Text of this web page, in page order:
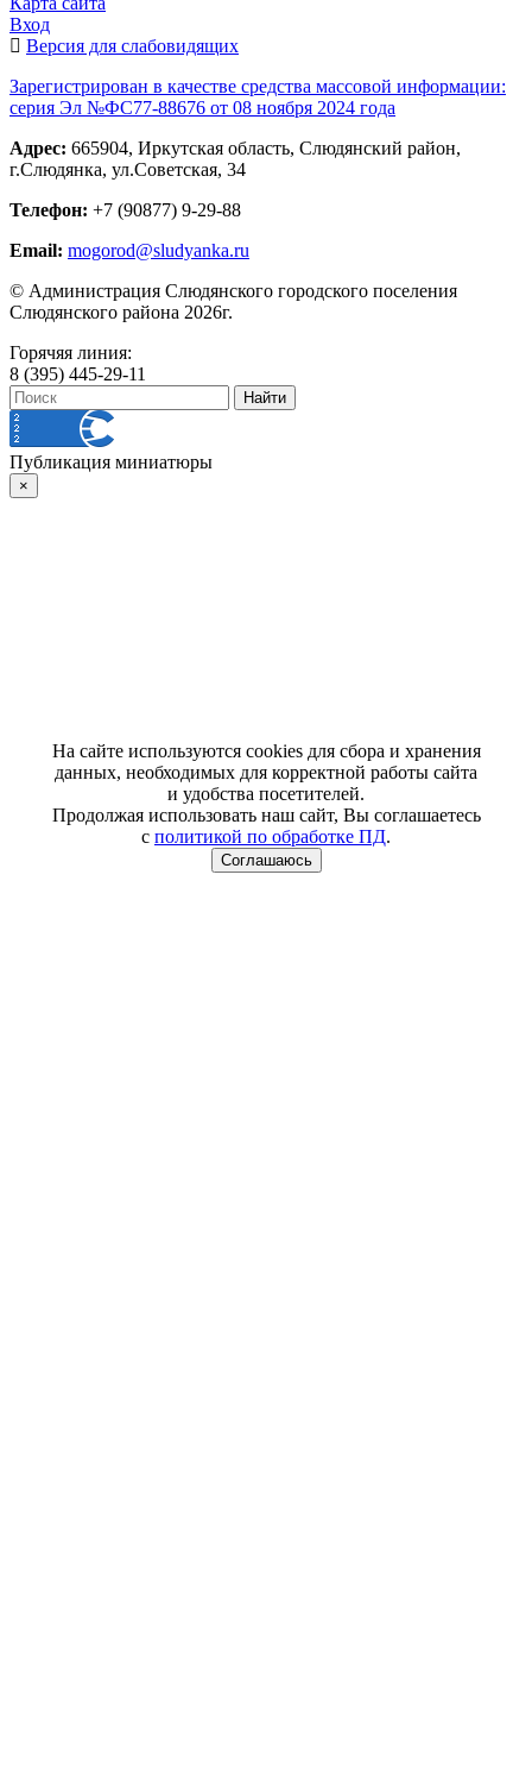
Вход
Версия для слабовидящих
Зарегистрирован в качестве средства массовой информации:
серия Эл №ФС77-88676 от 08 ноября 2024 года
Адрес: 665904, Иркутская область, Слюдянский район,
г.Слюдянка, ул.Советская, 34
Телефон: +7 (90877) 9-29-88
Email: mogorod@sludyanka.ru
© Администрация Слюдянского городского поселения
Слюдянского района 2026г.
Горячяя линия:
8 (395) 445-29-11
Публикация миниатюры
×
На сайте используются cookies для сбора и хранения
данных, необходимых для корректной работы сайта
и удобства посетителей.
Продолжая использовать наш сайт, Вы соглашаетесь
с политикой по обработке ПД.
Соглашаюсь